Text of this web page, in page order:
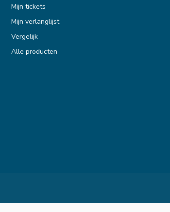
Mijn tickets
Mijn verlanglijst
Vergelijk
Alle producten